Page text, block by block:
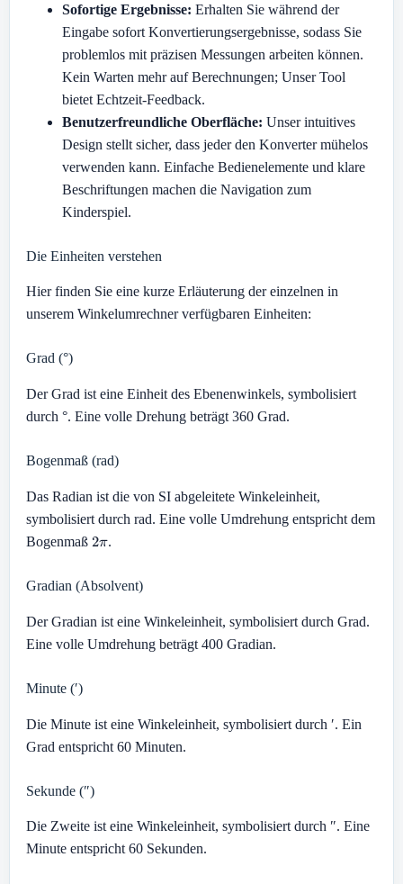
Sofortige Ergebnisse: Erhalten Sie während der
Eingabe sofort Konvertierungsergebnisse, sodass Sie
problemlos mit präzisen Messungen arbeiten können.
Kein Warten mehr auf Berechnungen; Unser Tool
bietet Echtzeit-Feedback.
Benutzerfreundliche Oberfläche: Unser intuitives
Design stellt sicher, dass jeder den Konverter mühelos
verwenden kann. Einfache Bedienelemente und klare
Beschriftungen machen die Navigation zum
Kinderspiel.
Die Einheiten verstehen
Hier finden Sie eine kurze Erläuterung der einzelnen in
unserem Winkelumrechner verfügbaren Einheiten:
Grad (°)
Der Grad ist eine Einheit des Ebenenwinkels, symbolisiert
durch °. Eine volle Drehung beträgt 360 Grad.
Bogenmaß (rad)
Das Radian ist die von SI abgeleitete Winkeleinheit,
symbolisiert durch rad. Eine volle Umdrehung entspricht dem
Bogenmaß 2 .
Gradian (Absolvent)
Der Gradian ist eine Winkeleinheit, symbolisiert durch Grad.
Eine volle Umdrehung beträgt 400 Gradian.
Minute (′)
Die Minute ist eine Winkeleinheit, symbolisiert durch ′. Ein
Grad entspricht 60 Minuten.
Sekunde (″)
Die Zweite ist eine Winkeleinheit, symbolisiert durch ″. Eine
Minute entspricht 60 Sekunden.